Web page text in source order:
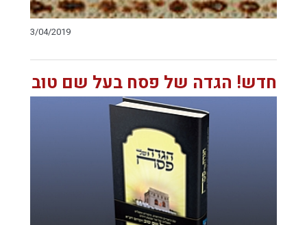
3/04/2019
חדש! הגדה של פסח בעל שם טוב